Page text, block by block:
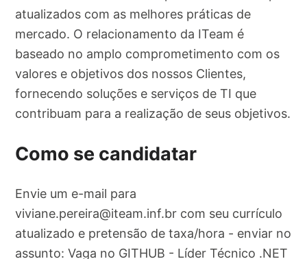
atualizados com as melhores práticas de
mercado. O relacionamento da ITeam é
baseado no amplo comprometimento com os
valores e objetivos dos nossos Clientes,
fornecendo soluções e serviços de TI que
contribuam para a realização de seus objetivos.
Como se candidatar
Envie um e-mail para
viviane.pereira@iteam.inf.br com seu currículo
atualizado e pretensão de taxa/hora - enviar no
assunto: Vaga no GITHUB - Líder Técnico .NET